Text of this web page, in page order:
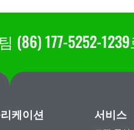
177-5252-
케이션 서비스